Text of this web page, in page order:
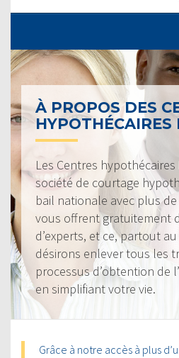
À PROPOS DES
Les Centres
société de courtage
bail nationale avec plus
vous offrent gratuitement
d’experts, et ce, partout
désirons enlever tous les
processus d’obtention de
en simplifiant votre vie.
Grâce à notre accès à plus